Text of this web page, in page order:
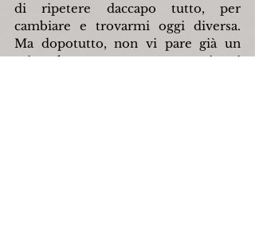
di ripetere daccapo tutto, per
cambiare e trovarmi oggi diversa.
Ma dopotutto, non vi pare già un
miracolo essere sopravvissuti